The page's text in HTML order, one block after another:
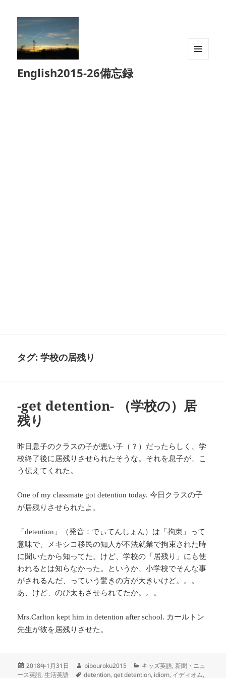
English2015-26備忘録
タグ:学校の居残り
-get detention- （学校の）居
残り
昨日息子のクラスの子が悪い子（？）だったらしく、学
校終了後に居残りさせられたそうな。それを息子が、こ
う伝えてくれた。
One of my classmate got detention today.今日クラスの子
が居残りさせられたよ。
「detention 」（発音：でぃてんしょん）は「拘束」って
意味で、メキシコ移民の知人が不法就業で拘束された時
に聞いたから知ってた。けど、学校の「居残り」にも使
われるとは知らなかった。というか、小学校でそんな事
がされるんだ、っていう驚きの方が大きいけど。。。
あ、けど、のび太もさせられてたか。。。
Mrs.Carlton kept him in detention after school. カールトン
先生が彼を居残りさせた。
投
稿
2018年1月31日
作
成
bibouroku2015
カ
テ
キッズ英語, 新聞・ニュ
ース英語,生活英語 タ
detention,get detention, idiom, イディオム,